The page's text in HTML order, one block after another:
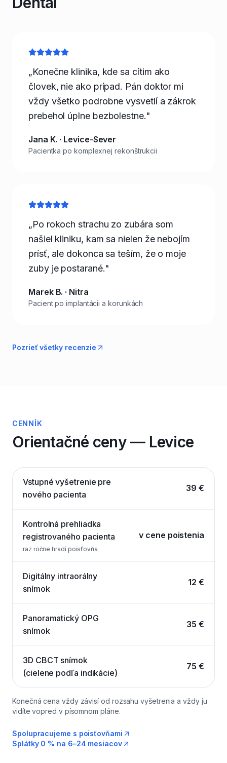
„Konečne klinika, kde sa cítim ako
človek, nie ako prípad. Pán doktor mi
vždy všetko podrobne vysvetlí a zákrok
prebehol úplne bezbolestne."
Jana K. · Levice-Sever
Pacientka po komplexnej rekonštrukcii
„Po rokoch strachu zo zubára som
našiel kliniku, kam sa nielen že nebojím
prísť, ale dokonca sa teším, že o moje
zuby je postarané."
Marek B. · Nitra
Pacient po implantácii a korunkách
Pozrieť všetky recenzie
CENNÍK
Orientačné ceny — Levice
Vstupné vyšetrenie pre
nového pacienta
39 €
Kontrolná prehliadka
registrovaného pacienta
raz ročne hradí poisťovňa
v cene poistenia
Digitálny intraorálny
snímok
12 €
Panoramatický OPG
snímok
35 €
3D CBCT snímok
(cielene podľa indikácie)
75 €
Konečná cena vždy závisí od rozsahu vyšetrenia a vždy ju
vidíte vopred v písomnom pláne.
Spolupracujeme s poisťovňami
Splátky 0 % na 6–24 mesiacov